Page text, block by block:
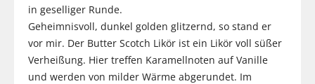
in geselliger Runde.
Geheimnisvoll, dunkel golden glitzernd, so stand er
vor mir. Der Butter Scotch Likör ist ein Likör voll süßer
Verheißung. Hier treffen Karamellnoten auf Vanille
und werden von milder Wärme abgerundet. Im